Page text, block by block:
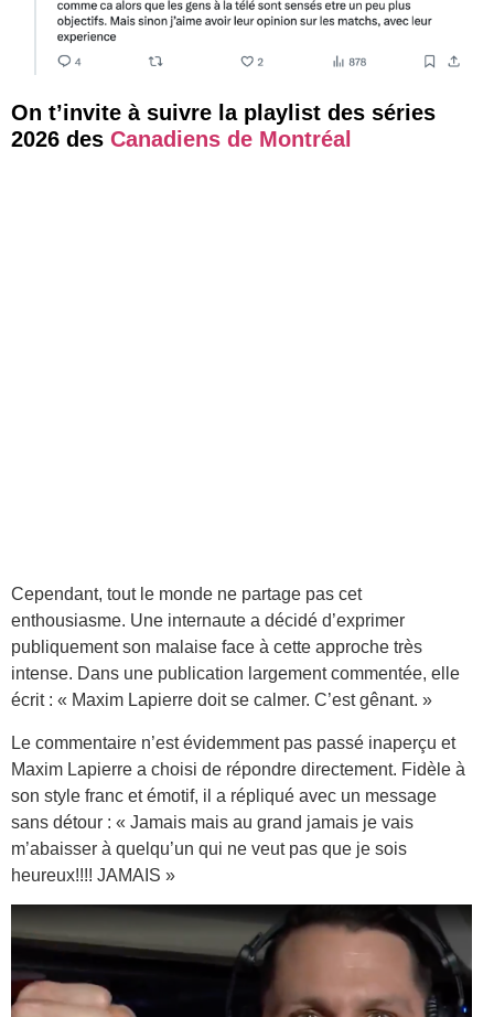
On t’invite à suivre la playlist des séries
2026 des Canadiens de Montréal
Cependant, tout le monde ne partage pas cet
enthousiasme. Une internaute a décidé d’exprimer
publiquement son malaise face à cette approche très
intense. Dans une publication largement commentée, elle
écrit : « Maxim Lapierre doit se calmer. C’est gênant. »
Le commentaire n’est évidemment pas passé inaperçu et
Maxim Lapierre a choisi de répondre directement. Fidèle à
son style franc et émotif, il a répliqué avec un message
sans détour : « Jamais mais au grand jamais je vais
m’abaisser à quelqu’un qui ne veut pas que je sois
heureux!!!! JAMAIS »